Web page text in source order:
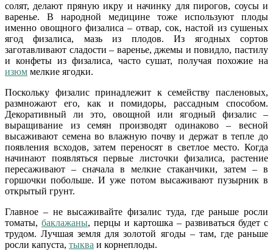
солят, делают пряную икру и начинку для пирогов, соусы и
варенье. В народной медицине тоже используют плоды
именно овощного физалиса – отвар, сок, настой из сушеных
ягод физалиса, мазь из плодов. Из ягодных сортов
заготавливают сладости – варенье, джемы и повидло, пастилу
и конфеты из физалиса, часто сушат, получая похожие на
изюм мелкие ягодки.
Поскольку физалис принадлежит к семейству пасленовых,
размножают его, как и помидоры, рассадным способом.
Декоративный ли это, овощной или ягодный физалис –
выращивание из семян
производят одинаково – весной
высаживают семена во влажную почву и держат в тепле до
появления всходов, затем переносят в светлое место. Когда
начинают появляться первые листочки физалиса, растение
пересаживают – сначала в мелкие стаканчики, затем – в
горшочки побольше. И уже потом высаживают пузырник в
открытый грунт.
Главное – не высаживайте физалис туда, где раньше росли
томаты, баклажаны, перцы и картошка – развиваться будет с
трудом. Лучшая земля для золотой ягоды – там, где раньше
росли капуста, тыква и корнеплоды.